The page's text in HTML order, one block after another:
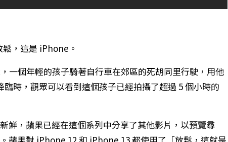
，這是 iPhone。
一個年輕的孩子騎著自行車在郊區的死胡同里行駛，用他
時，觀眾可以看到這個孩子已經拍攝了超過 5 個小時的
鮮，蘋果已經在這個系列中分享了其他影片，以預覽尋